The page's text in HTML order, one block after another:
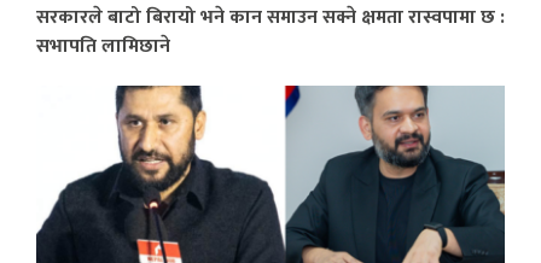
सरकारले बाटो बिरायो भने कान समाउन सक्ने क्षमता रास्वपामा छ :
सभापति लामिछाने